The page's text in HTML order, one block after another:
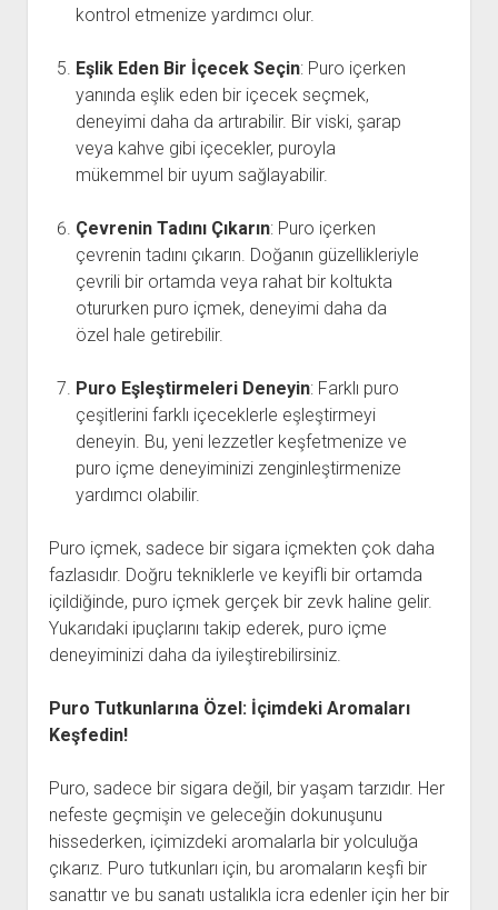
kontrol etmenize yardımcı olur.
Eşlik Eden Bir İçecek Seçin: Puro içerken
yanında eşlik eden bir içecek seçmek,
deneyimi daha da artırabilir. Bir viski, şarap
veya kahve gibi içecekler, puroyla
mükemmel bir uyum sağlayabilir.
Çevrenin Tadını Çıkarın: Puro içerken
çevrenin tadını çıkarın. Doğanın güzellikleriyle
çevrili bir ortamda veya rahat bir koltukta
otururken puro içmek, deneyimi daha da
özel hale getirebilir.
Puro Eşleştirmeleri Deneyin: Farklı puro
çeşitlerini farklı içeceklerle eşleştirmeyi
deneyin. Bu, yeni lezzetler keşfetmenize ve
puro içme deneyiminizi zenginleştirmenize
yardımcı olabilir.
Puro içmek, sadece bir sigara içmekten çok daha
fazlasıdır. Doğru tekniklerle ve keyifli bir ortamda
içildiğinde, puro içmek gerçek bir zevk haline gelir.
Yukarıdaki ipuçlarını takip ederek, puro içme
deneyiminizi daha da iyileştirebilirsiniz.
Puro Tutkunlarına Özel: İçimdeki Aromaları
Keşfedin!
Puro, sadece bir sigara değil, bir yaşam tarzıdır. Her
nefeste geçmişin ve geleceğin dokunuşunu
hissederken, içimizdeki aromalarla bir yolculuğa
çıkarız. Puro tutkunları için, bu aromaların keşfi bir
sanattır ve bu sanatı ustalıkla icra edenler için her bir